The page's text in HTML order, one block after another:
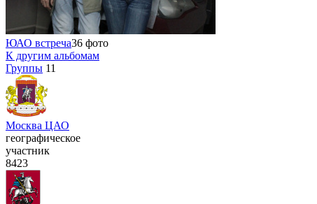
ЮАО встреча36 фото
К другим альбомам
Группы 11
Москва ЦАО
географическое
участник
8423